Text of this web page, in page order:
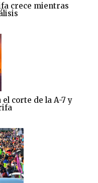
crece mientras
corte de la A-7 y